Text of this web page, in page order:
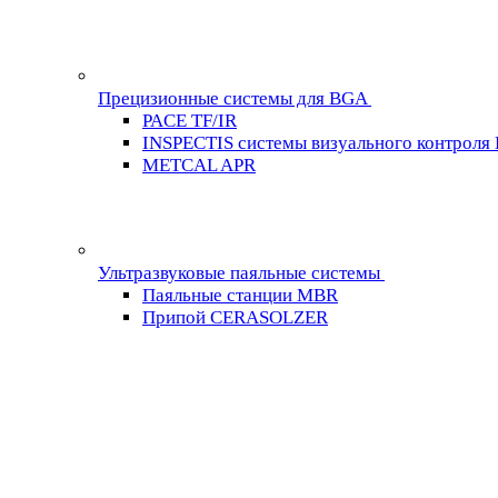
Прецизионные системы для BGA
PACE TF/IR
INSPECTIS системы визуального контроля
METCAL APR
Ультразвуковые паяльные системы
Паяльные станции MBR
Припой CERASOLZER